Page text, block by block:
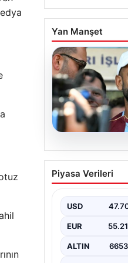
Yan Manşet
06.08.2026
Salah’ın
tercihi
görünce…”
Piyasa Verileri
USD
EUR 55.21
ALTIN